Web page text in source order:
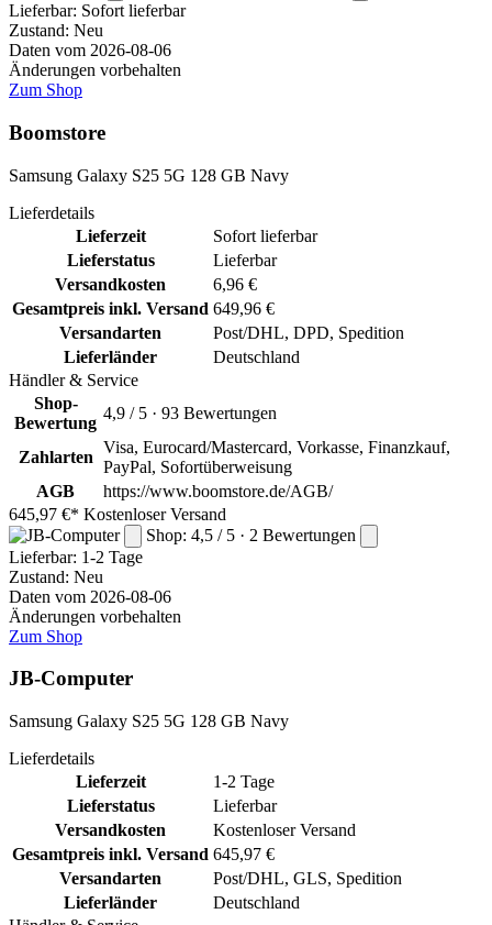
Lieferbar: Sofort lieferbar
Zustand: Neu
Daten vom 2026-08-06
Änderungen vorbehalten
Zum Shop
Boomstore
Samsung Galaxy S25 5G 128 GB Navy
Lieferdetails
Lieferzeit
Sofort lieferbar
Lieferstatus
Lieferbar
Versandkosten
6,96 €
Gesamtpreis inkl. Versand 649,96 €
Versandarten
Post/DHL, DPD, Spedition
Lieferländer
Deutschland
Händler & Service
Shop-
Bewertung
4,9 / 5 · 93 Bewertungen
Zahlarten
Visa, Eurocard/Mastercard, Vorkasse, Finanzkauf,
PayPal, Sofortüberweisung
AGB
https://www.boomstore.de/AGB/
645,97 €* Kostenloser Versand
Shop: 4,5 / 5 · 2 Bewertungen
Lieferbar: 1-2 Tage
Zustand: Neu
Daten vom 2026-08-06
Änderungen vorbehalten
Zum Shop
JB-Computer
Samsung Galaxy S25 5G 128 GB Navy
Lieferdetails
Lieferzeit
1-2 Tage
Lieferstatus
Lieferbar
Versandkosten
Kostenloser Versand
Gesamtpreis inkl. Versand 645,97 €
Versandarten
Post/DHL, GLS, Spedition
Lieferländer
Deutschland